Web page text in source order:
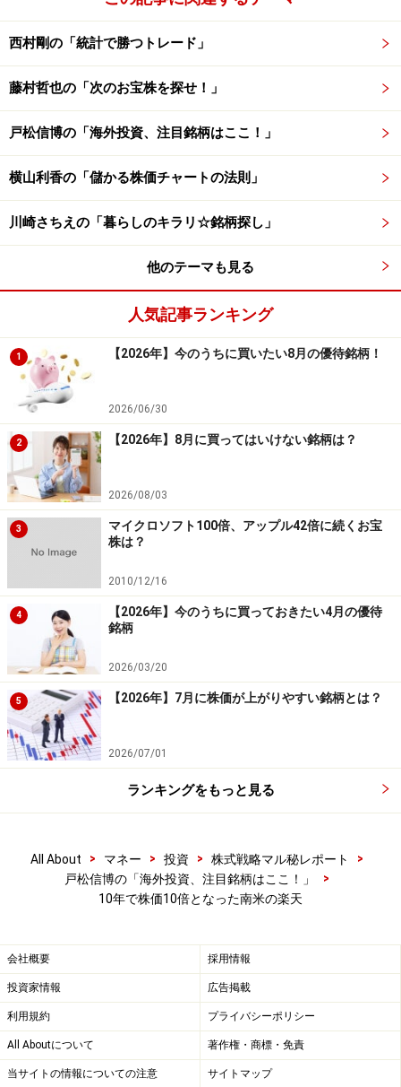
体のまだ3%と、中国の20%に比べ大幅に出遅れていま
す。その分同社の規模、時価総額も数十兆円のアマゾ
ン、アリババに比べて格段に小さいのですが、中国の10
ころです。いずれ中南米で3%という数字は15%を超えて
行き、この時最大勝者（10年後はアマゾンが支配してい
る可能性もあります）の時価総額は低く見ても数兆円か
ら10兆円ほどになっているでしょう。
顧客の利便性向上のためにバランスシート
顧客の利便性向上のためにバランスシートは急拡大中
バランスシートは、直販型のアマゾンに比べて小さくて
済むものでしたが、ここ3年で売上以上の急拡大を見せ
ています。南米でも競合が激しくなっており、価格、サ
ービスでアップグレードが求められています。この為、
同社も出展者にネットモールの賃料（出店料）を取るこ
とを止め、アマゾン・マーケットプレイスのような成功
るなどしています。
顧客の利便性向上のためにバランスシートも拡大させ、
設備を充実させて行く必要があります。損益面ではコス
ト増加につながり、粗利益率も低下していますが、サー
ビスが受けて売上高を急伸させているところです。
依然としてマーケットプレイスからの手数料収入が大きく、
設備投資を含む資本的支出は拡大しているのですが、依
然としてマーケットプレイスからの手数料収入が大き
業キャッシュフローは売上高の22～35％ほどで推移して
おり、純利益利率（16％ほど）よりも大きく、余裕のあ
る財務内容です。ROEは多くの年で30％を超え、昨年は
35.5％と非常に高いものでした。資産回転率は低下して
いるのですが、負債の水準が増えて財務レバレッジが掛
かっていることもROEを押し上げています。
西村剛の「統計で勝つトレード」
藤村哲也の「次のお宝株を探せ！」
戸松信博の「海外投資、注目銘柄はここ！」
横山利香の「儲かる株価チャートの法則」
川崎さちえの「暮らしのキラリ☆銘柄探し」
他のテーマも見る
人気記事ランキング
1 【2026年】今のうちに買いたい8月の優待銘柄！
2026/06/30
2 【2026年】8月に買ってはいけない銘柄は？
2026/08/03
3
マイクロソフト100倍、アップル42倍に続くお宝
株は？
2010/12/16
4
【2026年】今のうちに買っておきたい4月の優待
銘柄
2026/03/20
5 【2026年】7月に株価が上がりやすい銘柄とは？
2026/07/01
ランキングをもっと見る
All About > マネー > 投資 > 株式戦略マル秘レポート
>
戸松信博の「海外投資、注目銘柄はここ！」
>
10年で株価10倍となった南米の楽天
会社概要 採用情報
投資家情報 広告掲載
利用規約 プライバシーポリシー
All Aboutについて 著作権・商標・免責
当サイトの情報についての注意 サイトマップ